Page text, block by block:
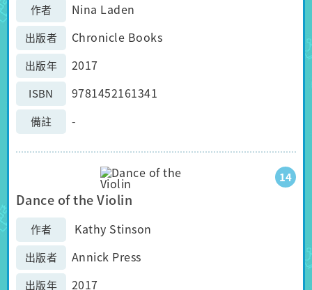
作者 Nina Laden
出版者 Chronicle Books
出版年 2017
ISBN 9781452161341
備註 -
14
Dance of the Violin
作者 Kathy Stinson
出版者 Annick Press
出版年 2017